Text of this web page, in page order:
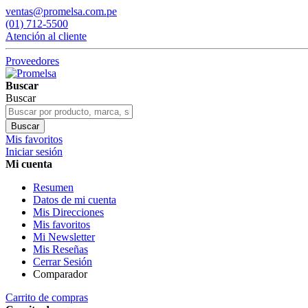
ventas@promelsa.com.pe
(01) 712-5500
Atención al cliente
Proveedores
Buscar
Buscar
Buscar
Mis favoritos
Iniciar sesión
Mi cuenta
Resumen
Datos de mi cuenta
Mis Direcciones
Mis favoritos
Mi Newsletter
Mis Reseñas
Cerrar Sesión
Comparador
Carrito de compras